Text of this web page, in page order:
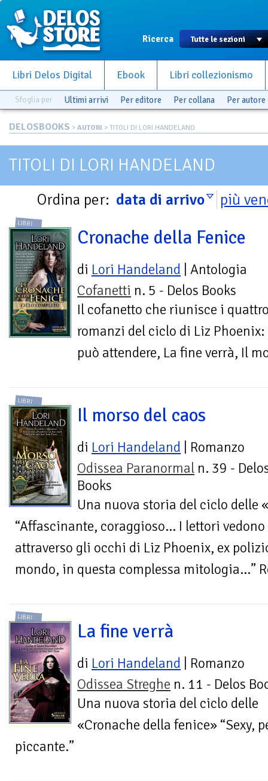
Ricerca
Libri Delos Digital Ebook Libri collezionismo
Sfoglia per Ultimi arrivi Per editore Per collana Per autore
DELOSBOOKS > AUTORI > TITOLI DI LORI HANDELAND
TITOLI DI LORI HANDELAND
Ordina per: data di arrivo più
LIBRI
Cronache della Fenice
di Lori Handeland | Antologia
Cofanetti n. 5 - Delos Books
Il cofanetto che riunisce i
romanzi del ciclo di Liz
può attendere, La fine verrà, Il
LIBRI
Il morso del caos
di Lori Handeland | Romanzo
Odissea Paranormal n. 39 -
Books
Una nuova storia del ciclo delle
“Affascinante, coraggioso… I lettori
attraverso gli occhi di Liz Phoenix, ex
mondo, in questa complessa mitologia…”
LIBRI
La fine verrà
di Lori Handeland | Romanzo
Odissea Streghe n. 11 - Delos
Una nuova storia del ciclo delle
«Cronache della fenice» “Sexy,
piccante.”